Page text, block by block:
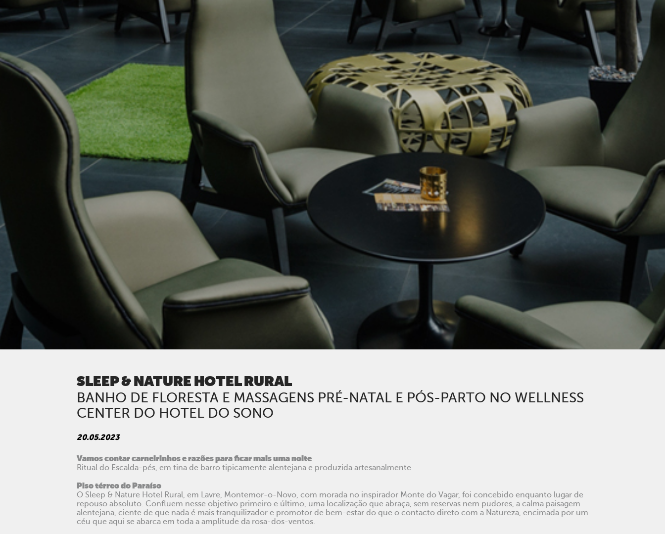
SLEEP & NATURE HOTEL RURAL
BANHO DE FLORESTA E MASSAGENS PRÉ-NATAL E PÓS-PARTO NO WELLNESS
CENTER DO HOTEL DO SONO
20.05.2023
Vamos contar carneirinhos e razões para ficar mais uma noite
Ritual do Escalda-pés, em tina de barro tipicamente alentejana e produzida artesanalmente
Piso térreo do Paraíso
O Sleep & Nature Hotel Rural, em Lavre, Montemor-o-Novo, com morada no inspirador Monte do Vagar, foi concebido enquanto lugar de
repouso absoluto. Confluem nesse objetivo primeiro e último, uma localização que abraça, sem reservas nem pudores, a calma paisagem
alentejana, ciente de que nada é mais tranquilizador e promotor de bem-estar do que o contacto direto com a Natureza, encimada por um
céu que aqui se abarca em toda a amplitude da rosa-dos-ventos.